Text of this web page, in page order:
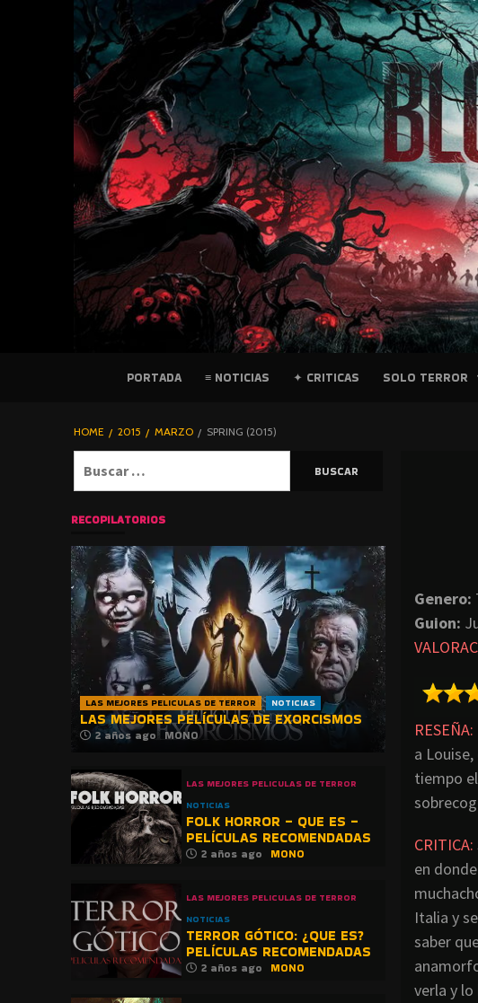
PELICULAS
BLOGHORROR
⋆
PORTADA ≡ NOTICIAS ✦ CRITICAS SOLO TERROR
HOME 2015 MARZO SPRING (2015)
Genero:
Guion:
RESEÑA:
a
tiempo
CRITICA:
en
Italia y
saber
verla y
RECOPILATORIOS
LAS MEJORES PELICULAS DE TERROR NOTICIAS
LAS MEJORES PELÍCULAS DE EXORCISMOS
2 años ago MONO
LAS MEJORES PELICULAS DE TERROR
NOTICIAS
FOLK HORROR – QUE ES –
PELÍCULAS RECOMENDADAS
2 años ago MONO
LAS MEJORES PELICULAS DE TERROR
NOTICIAS
TERROR GÓTICO: ¿QUE ES?
PELÍCULAS RECOMENDADAS
2 años ago MONO